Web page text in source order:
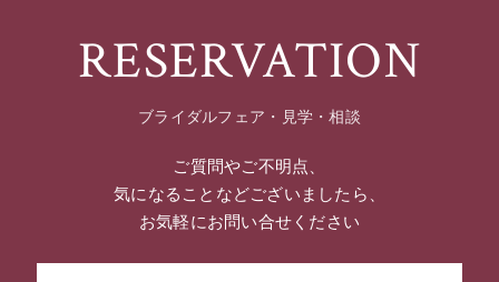
RESERVATION
ブライダルフェア・見学・相談
ご質問やご不明点、
気になることなどございましたら、
お気軽にお問い合せください